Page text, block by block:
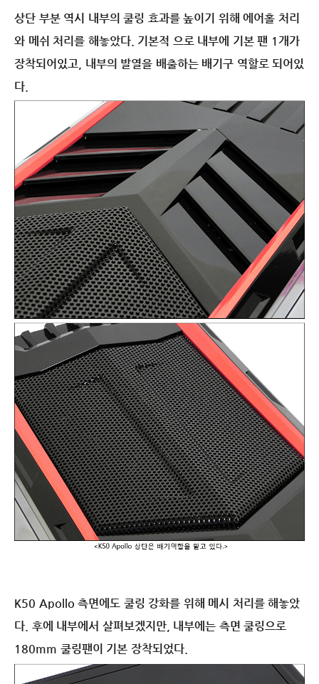
상단 부분 역시 내부의 쿨링 효과를 높이기 위해 에어홀 처리
와 메쉬 처리를 해놓았다. 기본적 으로 내부에 기본 팬 1개가
장착되어있고, 내부의 발열을 배출하는 배기구 역할로 되어있
다.
K50 Apollo 측면에도 쿨링 강화를 위해 메시 처리를 해놓았
다. 후에 내부에서 살펴보겠지만, 내부에는 측면 쿨링으로
180mm 쿨링팬이 기본 장착되었다.